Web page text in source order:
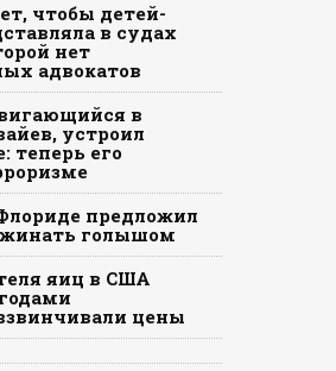
чтобы детей-
в судах
нет
адвокатов
в
устроил
теперь его
предложил
голышом
яиц в США
цены